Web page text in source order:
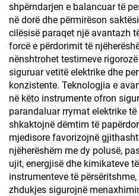
shpërndarjen e balancuar të
në dorë dhe përmirëson
cilësisë paraqet një avantazh
forcë e përdorimit të
nënshtrohet testimeve
siguruar vetitë elektrike dhe
konzistente. Teknologjia e
në këto instrumente ofron
parandaluar rrymat elektrike
shkaktojnë dëmtim të
mjedisore favorizojnë
njëherëshëm me dy polusë,
ujit, energjisë dhe kimikateve
instrumenteve të
zhdukjes sigurojnë